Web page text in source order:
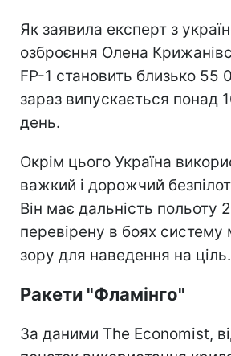
Як заявила експерт з
озброєння Олена
FP-1 становить близько 55
зараз випускається понад
день.
Окрім цього Україна
важкий і дорожчий
Він має дальність польоту
перевірену в боях
зору для наведення на ціль.
Ракети "Фламінго"
За даними The Economist,